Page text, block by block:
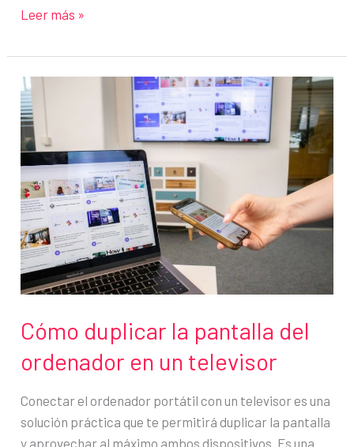
Cómo
que
el
ordenador
consuma
todos
los
datos
móviles
en
segundo
plano
Leer más »
Cómo duplicar la pantalla del
ordenador en un televisor
Conectar el ordenador portátil con un televisor es una
solución práctica que te permitirá duplicar la pantalla
y aprovechar al máximo ambos dispositivos. Es una